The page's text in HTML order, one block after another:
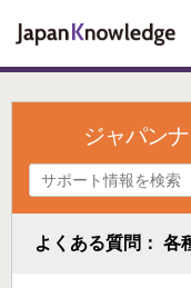
ジャパンナ
よくある質問： 各